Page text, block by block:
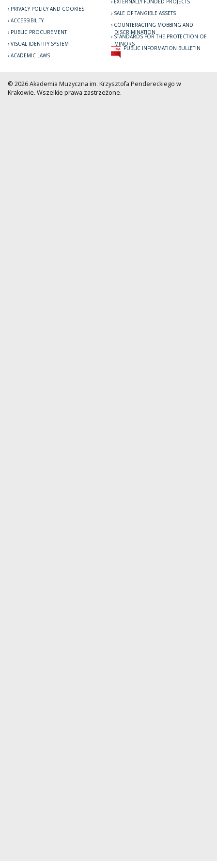
PRIVACY POLICY AND COOKIES
ACCESSIBILITY
PUBLIC PROCUREMENT
VISUAL IDENTITY SYSTEM
ACADEMIC LAWS
SALE OF TANGIBLE ASSETS
COUNTERACTING MOBBING AND
DISCRIMINATION
STANDARDS FOR THE PROTECTION OF
MINORS
PUBLIC INFORMATION BULLETIN
© 2026 Akademia Muzyczna im. Krzysztofa Pendereckiego w
Krakowie. Wszelkie prawa zastrzeżone.